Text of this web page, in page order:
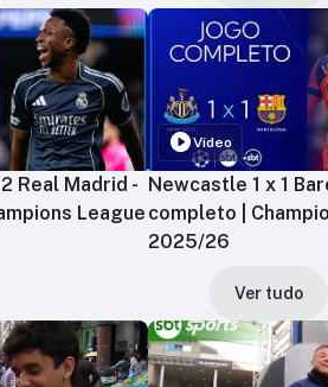
Real Madrid -
League
Vídeo
Newcastle 1 x 1
completo |
2025/26
Ver tudo